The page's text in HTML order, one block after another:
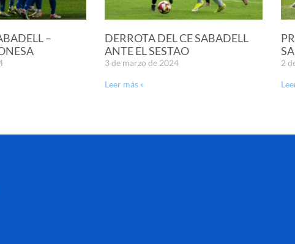
–
DERROTA DEL CE SABADELL
ANTE EL SESTAO
3 de marzo de 2024
Leer más »
2